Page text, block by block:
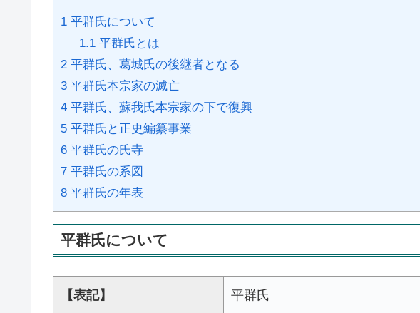
1 平群氏について
1.1平群氏とは
2 平群氏、葛城氏の後継者となる
3 平群氏本宗家の滅亡
4 平群氏、蘇我氏本宗家の下で復興
5 平群氏と正史編纂事業
6 平群氏の氏寺
7 平群氏の系図
8 平群氏の年表
平群氏について
【表記】 平群氏